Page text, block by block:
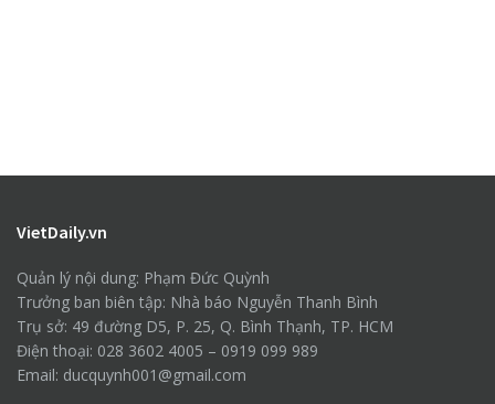
VietDaily.vn
Quản lý nội dung: Phạm Đức Quỳnh
Trưởng ban biên tập: Nhà báo Nguyễn Thanh Bình
Trụ sở: 49 đường D5, P. 25, Q. Bình Thạnh, TP. HCM
Điện thoại: 028 3602 4005 – 0919 099 989
Email: ducquynh001@gmail.com